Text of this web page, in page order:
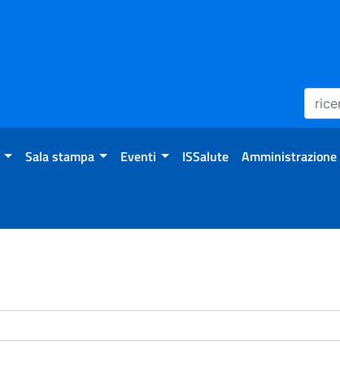
Sala stampa Eventi ISSalute